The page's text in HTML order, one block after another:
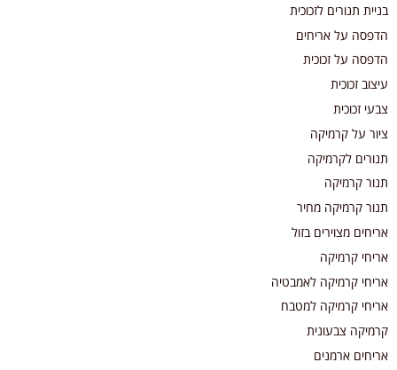
בניית תנורים לזכוכית
הדפסה על אריחים
הדפסה על זכוכית
עיצוב זכוכית
צבעי זכוכית
ציור על קרמיקה
תנורים לקרמיקה
תנור קרמיקה
תנור קרמיקה מחיר
אריחים מצוירים בזול
אריחי קרמיקה
אריחי קרמיקה לאמבטיה
אריחי קרמיקה למטבח
קרמיקה צבעונית
אריחים ארמנים